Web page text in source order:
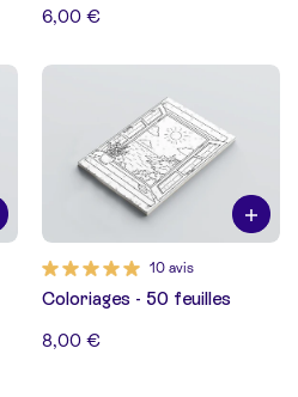
6,00 €
10 avis
Coloriages - 50 feuilles
8,00 €